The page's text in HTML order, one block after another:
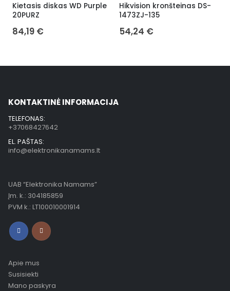
Kietasis diskas WD Purple
20PURZ
84,19 €
Hikvision kronšteinas DS-
1473ZJ-135
54,24 €
KONTAKTINĖ INFORMACIJA
TELEFONAS:
+37068427642
EL. PAŠTAS:
info@elektronikanamams.lt
UAB “Elektronika Namams”
Įm. k.: 304185859
PVM k.: LT100010001914
Apie mus
Susisiekti
Mano paskyra